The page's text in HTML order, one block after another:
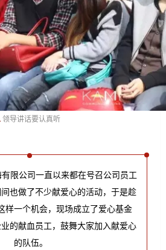
领导讲话要认真听
限公司一直以来都在号召公司员工
也做了不少献爱心的活动，于是趁
样一个机会，现场成立了爱心基金
的献血员工，鼓舞大家加入献爱心
的队伍。